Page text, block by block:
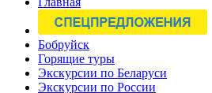
Бобруйск
Горящие туры
Экскурсии по Беларуси
Экскурсии по России